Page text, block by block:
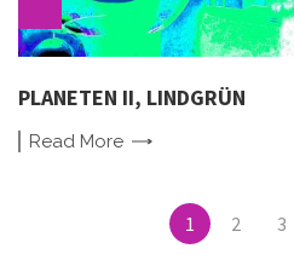
PLANETEN II, LINDGRÜN
Read More
1 2 3